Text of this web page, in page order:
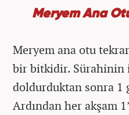
Meryem Ana
Meryem ana otu
bir bitkidir. Sürahinin
doldurduktan sonra 1
Ardından her akşam